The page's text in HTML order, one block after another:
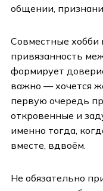
общении,
Совместные хобби
привязанность
формирует
важно — хочется
первую очередь
откровенные и
именно тогда,
вместе, вдвоём.
Не обязательно